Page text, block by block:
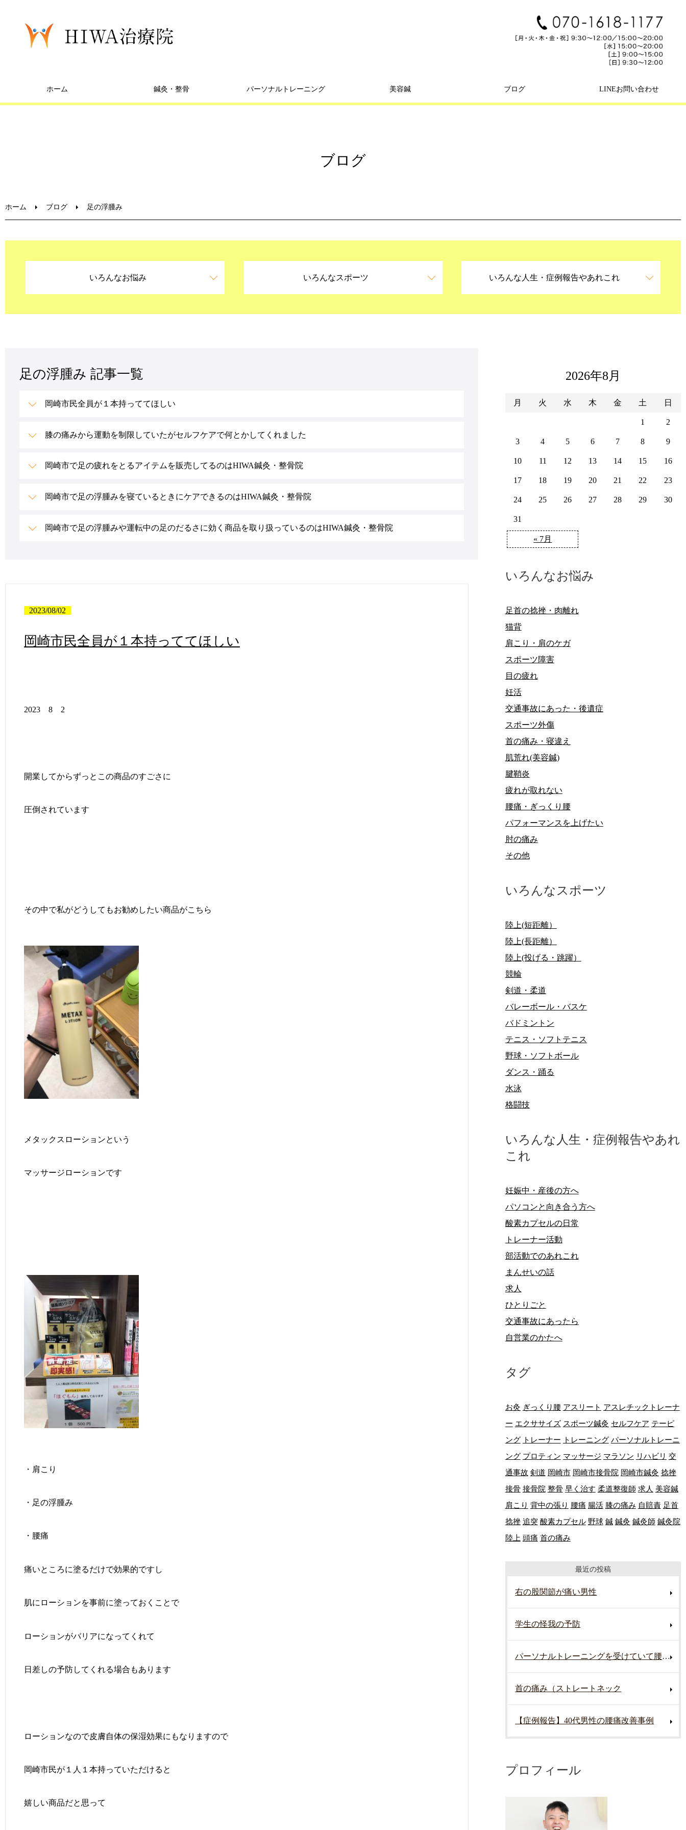
ホーム 鍼灸・整骨 パーソナルトレーニング 美容鍼 ブログ LINEお問い合わせ
ブログ
ホーム ブログ 足の浮腫み
いろんなお悩み いろんなスポーツ いろんな人生・症例報告やあれこれ
足の浮腫み 記事一覧
岡崎市民全員が１本持っててほしい
膝の痛みから運動を制限していたがセルフケアで何とかしてくれました
岡崎市で足の疲れをとるアイテムを販売してるのはHIWA鍼灸・整骨院
岡崎市で足の浮腫みを寝ているときにケアできるのはHIWA鍼灸・整骨院
岡崎市で足の浮腫みや運転中の足のだるさに効く商品を取り扱っているのはHIWA鍼灸・整骨院
2023/08/02
岡崎市民全員が１本持っててほしい
2023 8 2
開業してからずっとこの商品のすごさに
圧倒されています
その中で私がどうしてもお勧めしたい商品がこちら
メタックスローションという
マッサージローションです
・肩こり
・足の浮腫み
・腰痛
痛いところに塗るだけで効果的ですし
肌にローションを事前に塗っておくことで
ローションがバリアになってくれて
日差しの予防してくれる場合もあります
ローションなので皮膚自体の保湿効果にもなりますので
岡崎市民が１人１本持っていただけると
嬉しい商品だと思って
2026年8月
月 火 水 木 金 土 日
« 7月
1 2
3 4 5 6 7 8 9
10 11 12 13 14 15 16
17 18 19 20 21 22 23
24 25 26 27 28 29 30
31
いろんなお悩み
足首の捻挫・肉離れ
猫背
肩こり・肩のケガ
スポーツ障害
目の疲れ
妊活
交通事故にあった・後遺症
スポーツ外傷
首の痛み・寝違え
肌荒れ(美容鍼)
腱鞘炎
疲れが取れない
腰痛・ぎっくり腰
パフォーマンスを上げたい
肘の痛み
その他
いろんなスポーツ
陸上(短距離）
陸上(長距離）
陸上(投げる・跳躍）
競輪
剣道・柔道
バレーボール・バスケ
バドミントン
テニス・ソフトテニス
野球・ソフトボール
ダンス・踊る
水泳
格闘技
いろんな人生・症例報告やあれ
これ
妊娠中・産後の方へ
パソコンと向き合う方へ
酸素カプセルの日常
トレーナー活動
部活動でのあれこれ
まんせいの話
求人
ひとりごと
交通事故にあったら
自営業のかたへ
タグ
お灸 ぎっくり腰 アスリート アスレチックトレーナ
ー エクササイズ スポーツ鍼灸 セルフケア テーピ
ング トレーナー トレーニング パーソナルトレーニ
ング プロティン マッサージ マラソン リハビリ 交
通事故 剣道 岡崎市 岡崎市接骨院 岡崎市鍼灸 捻挫
接骨 接骨院 整骨 早く治す 柔道整復師 求人 美容鍼
肩こり 背中の張り 腰痛 腸活 膝の痛み 自賠責 足首
捻挫 追突 酸素カプセル 野球 鍼 鍼灸 鍼灸師 鍼灸院
陸上 頭痛 首の痛み
最近の投稿
右の股関節が痛い男性
学生の怪我の予防
パーソナルトレーニングを受けていて腰を痛めた
首の痛み（ストレートネック
【症例報告】40代男性の腰痛改善事例
プロフィール